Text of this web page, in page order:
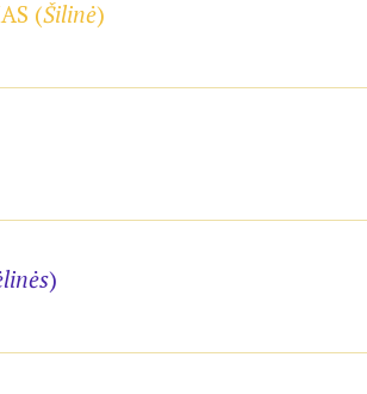
(Šilinė)
)